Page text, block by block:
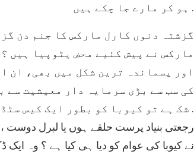
ہو کر مارے جا چکے ہیں .
گزشتہ دنوں کارل مارکس کا جنم دن
مارکس نے پیش کئیے محض یٹوپیا ہیں
اور پسماندہ ترین شکل میں بھی، ان
کی سب سے بڑی سرمایہ دار معیشیت سے
شک ہے تو کیوبا کو بطور ایک کیس سٹڈی کے طور پر دیکھا جا سکتا ہے .
رجعتی بنیاد پرست حلقے ہوں یا لبرل دوست
نے کیوبا کی عوام کو دیا ہی کیا ہے ؟ وہ ایک